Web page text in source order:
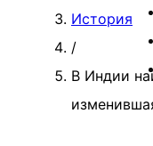
История
/
В Индии